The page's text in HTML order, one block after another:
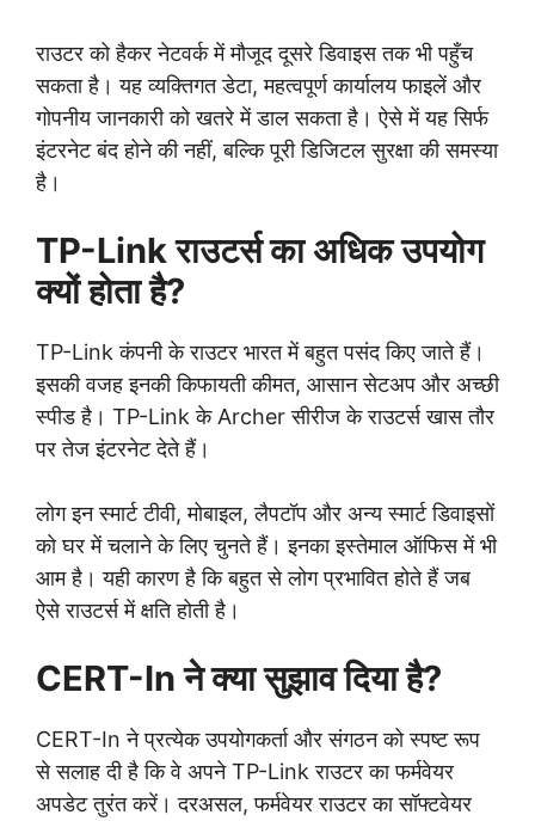
राउटर को हैकर नेटवर्क में मौजूद दूसरे डिवाइस तक भी पहुँच
सकता है। यह व्यक्तिगत डेटा, महत्वपूर्ण कार्यालय फाइलें और
गोपनीय जानकारी को खतरे में डाल सकता है। ऐसे में यह सिर्फ
इंटरनेट बंद होने की नहीं, बल्कि पूरी डिजिटल सुरक्षा की समस्या
है।
TP-Link राउटर्स का अधिक उपयोग
क्यों होता है?
TP-Link कंपनी के राउटर भारत में बहुत पसंद किए जाते हैं।
इसकी वजह इनकी किफायती कीमत, आसान सेटअप और अच्छी
स्पीड है। TP-Link के Archer सीरीज के राउटर्स खास तौर
पर तेज इंटरनेट देते हैं।
लोग इन स्मार्ट टीवी, मोबाइल, लैपटॉप और अन्य स्मार्ट डिवाइसों
को घर में चलाने के लिए चुनते हैं। इनका इस्तेमाल ऑफिस में भी
आम है। यही कारण है कि बहुत से लोग प्रभावित होते हैं जब
ऐसे राउटर्स में क्षति होती है।
CERT-In ने क्या सुझाव दिया है?
CERT-In ने प्रत्येक उपयोगकर्ता और संगठन को स्पष्ट रूप
से सलाह दी है कि वे अपने TP-Link राउटर का फर्मवेयर
अपडेट तुरंत करें। दरअसल, फर्मवेयर राउटर का सॉफ्टवेयर